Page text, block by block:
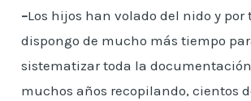
–Los hijos han volado del nido y por
dispongo de mucho más tiempo
sistematizar toda la
muchos años recopilando, cientos